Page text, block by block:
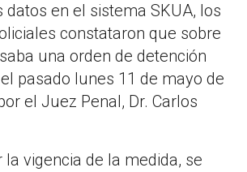
datos en el sistema SKUA, los
constataron que sobre
una orden de detención
pasado lunes 11 de mayo de
el Juez Penal, Dr. Carlos
vigencia de la medida, se